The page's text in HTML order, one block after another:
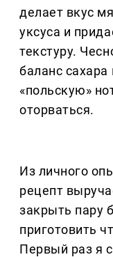
делает вкус
уксуса и
текстуру.
баланс
«польскую»
оторваться.
Из личного
рецепт
закрыть пару
приготовить
Первый раз я